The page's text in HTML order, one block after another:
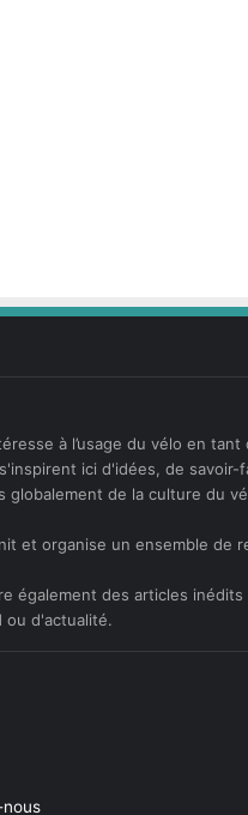
à l’usage du vélo en
ici d'idées, de savoir-
globalement de la culture du
et organise un ensemble de
également des articles
ou d'actualité.
nous